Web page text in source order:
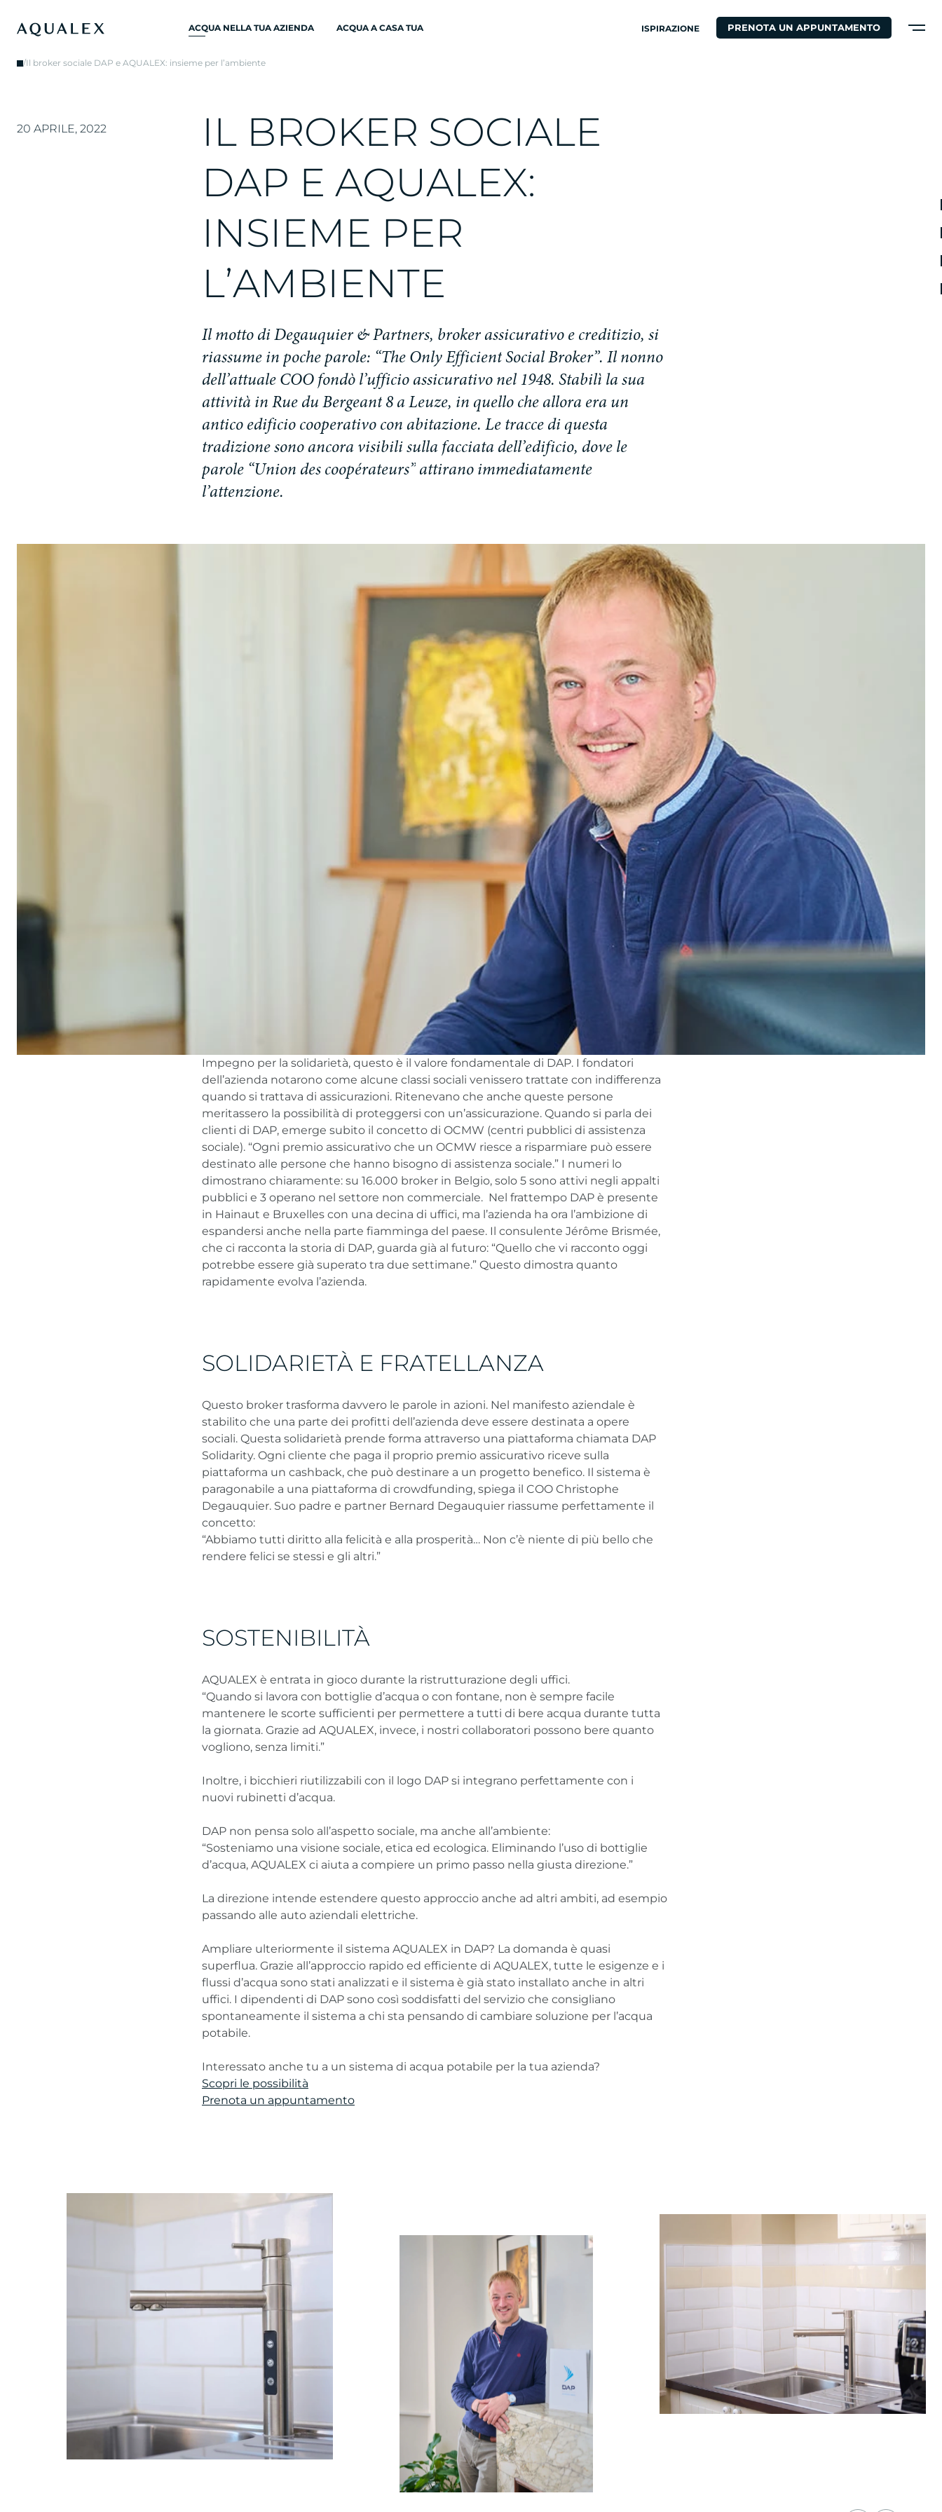
ACQUA NELLA TUA AZIENDA
RUBINETTO PER
ACQUA
RUBINETTI DA CUCINA
D’ACQUA
EROGATORE ACQUA
FONTANELLA D'ACQUA
ACQUA A CASA TUA ISPIRAZIONE PRENOTA UN APPUNTAMENTO
/Il broker sociale DAP e AQUALEX: insieme per l’ambiente
20 APRILE, 2022 IL BROKER SOCIALE
DAP E AQUALEX:
INSIEME PER
L’AMBIENTE
Il motto di Degauquier & Partners, broker assicurativo e creditizio, si
riassume in poche parole: “The Only Efficient Social Broker”. Il nonno
dell’attuale COO fondò l’ufficio assicurativo nel 1948. Stabilì la sua
attività in Rue du Bergeant 8 a Leuze, in quello che allora era un
antico edificio cooperativo con abitazione. Le tracce di questa
tradizione sono ancora visibili sulla facciata dell’edificio, dove le
parole “Union des coopérateurs” attirano immediatamente
l’attenzione.
Impegno per la solidarietà, questo è il valore fondamentale di DAP. I fondatori
dell’azienda notarono come alcune classi sociali venissero trattate con indifferenza
quando si trattava di assicurazioni. Ritenevano che anche queste persone
meritassero la possibilità di proteggersi con un’assicurazione. Quando si parla dei
clienti di DAP, emerge subito il concetto di OCMW (centri pubblici di assistenza
sociale). “Ogni premio assicurativo che un OCMW riesce a risparmiare può essere
destinato alle persone che hanno bisogno di assistenza sociale.” I numeri lo
dimostrano chiaramente: su 16.000 broker in Belgio, solo 5 sono attivi negli appalti
pubblici e 3 operano nel settore non commerciale. Nel frattempo DAP è presente
in Hainaut e Bruxelles con una decina di uffici, ma l’azienda ha ora l’ambizione di
espandersi anche nella parte fiamminga del paese. Il consulente Jérôme Brismée,
che ci racconta la storia di DAP, guarda già al futuro: “Quello che vi racconto oggi
potrebbe essere già superato tra due settimane.” Questo dimostra quanto
rapidamente evolva l’azienda.
SOLIDARIETÀ E FRATELLANZA
Questo broker trasforma davvero le parole in azioni. Nel manifesto aziendale è
stabilito che una parte dei profitti dell’azienda deve essere destinata a opere
sociali. Questa solidarietà prende forma attraverso una piattaforma chiamata DAP
Solidarity. Ogni cliente che paga il proprio premio assicurativo riceve sulla
piattaforma un cashback, che può destinare a un progetto benefico. Il sistema è
paragonabile a una piattaforma di crowdfunding, spiega il COO Christophe
Degauquier. Suo padre e partner Bernard Degauquier riassume perfettamente il
concetto:
“Abbiamo tutti diritto alla felicità e alla prosperità… Non c’è niente di più bello che
rendere felici se stessi e gli altri.”
SOSTENIBILITÀ
AQUALEX è entrata in gioco durante la ristrutturazione degli uffici.
“Quando si lavora con bottiglie d’acqua o con fontane, non è sempre facile
mantenere le scorte sufficienti per permettere a tutti di bere acqua durante tutta
la giornata. Grazie ad AQUALEX, invece, i nostri collaboratori possono bere quanto
vogliono, senza limiti.”
Inoltre, i bicchieri riutilizzabili con il logo DAP si integrano perfettamente con i
nuovi rubinetti d’acqua.
DAP non pensa solo all’aspetto sociale, ma anche all’ambiente:
“Sosteniamo una visione sociale, etica ed ecologica. Eliminando l’uso di bottiglie
d’acqua, AQUALEX ci aiuta a compiere un primo passo nella giusta direzione.”
La direzione intende estendere questo approccio anche ad altri ambiti, ad esempio
passando alle auto aziendali elettriche.
Ampliare ulteriormente il sistema AQUALEX in DAP? La domanda è quasi
superflua. Grazie all’approccio rapido ed efficiente di AQUALEX, tutte le esigenze e i
flussi d’acqua sono stati analizzati e il sistema è già stato installato anche in altri
uffici. I dipendenti di DAP sono così soddisfatti del servizio che consigliano
spontaneamente il sistema a chi sta pensando di cambiare soluzione per l’acqua
potabile.
Interessato anche tu a un sistema di acqua potabile per la tua azienda?
Scopri le possibilità
Prenota un appuntamento